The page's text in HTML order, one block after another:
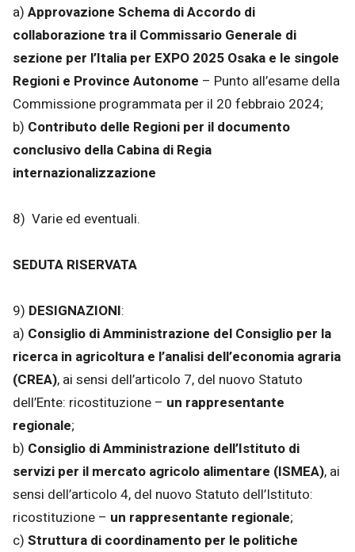
a) Approvazione Schema di Accordo di
collaborazione tra il Commissario Generale di
sezione per l’Italia per EXPO 2025 Osaka e le singole
Regioni e Province Autonome – Punto all’esame della
Commissione programmata per il 20 febbraio 2024;
b) Contributo delle Regioni per il documento
conclusivo della Cabina di Regia
internazionalizzazione
8) Varie ed eventuali.
SEDUTA RISERVATA
9) DESIGNAZIONI:
a) Consiglio di Amministrazione del Consiglio per la
ricerca in agricoltura e l’analisi dell’economia agraria
(CREA), ai sensi dell’articolo 7, del nuovo Statuto
dell’Ente: ricostituzione – un rappresentante
regionale;
b) Consiglio di Amministrazione dell’Istituto di
servizi per il mercato agricolo alimentare (ISMEA), ai
sensi dell’articolo 4, del nuovo Statuto dell’Istituto:
ricostituzione – un rappresentante regionale;
c) Struttura di coordinamento per le politiche